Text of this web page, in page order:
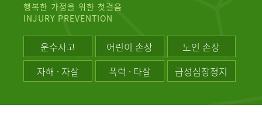
행복한 가정을 위한 첫걸음
INJURY PREVENTION
운수사고 어린이 손상
노인 손상
자해 · 자살
폭력 · 타살 급성심장정지